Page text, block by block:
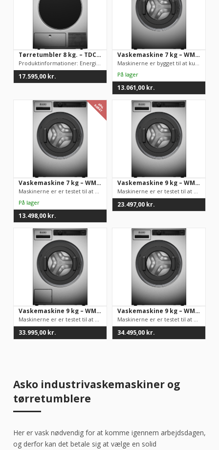
Tørretumbler 8 kg. – TDC1481HS.S
Produktinformationer: Energieffektivitetsklasse: A++ Kapacitet...
17.595,00 kr.
Vaskemaskine 7 kg – WMC6742V.T
Maskinerne er bygget til at kunne køre 15.000 driftstimer – me...
13.061,00 kr.
48%
RABAT
Vaskemaskine 7 kg – WMC6767VI.S
Maskinerne er er testet til at kunne køre 30.000 vask, hvilket...
13.498,00 kr.
Vaskemaskine 9 kg – WMC8943VC.S
Maskinerne er er testet til at kunne køre 30.000 vask, hvilket...
23.497,00 kr.
Vaskemaskine 9 kg – WMC8947PI.S
Maskinerne er er testet til at kunne køre 30.000 vask, hvilket...
33.995,00 kr.
Vaskemaskine 9 kg – WMC8947VI.S
Maskinerne er er testet til at kunne køre 30.000 vask, hvilket...
34.495,00 kr.
Asko industrivaskemaskiner og
tørretumblere
Her er vask nødvendig for at komme igennem arbejdsdagen,
og derfor kan det betale sig at vælge en solid